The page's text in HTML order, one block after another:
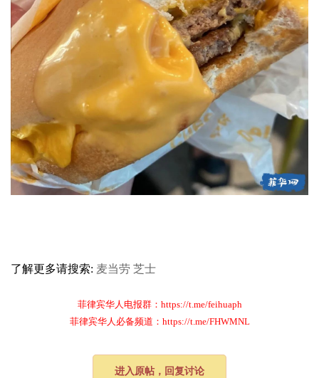
了解更多请搜索: 麦当劳 芝士
菲律宾华人电报群：https://t.me/feihuaph
菲律宾华人必备频道：https://t.me/FHWMNL
进入原帖，回复讨论